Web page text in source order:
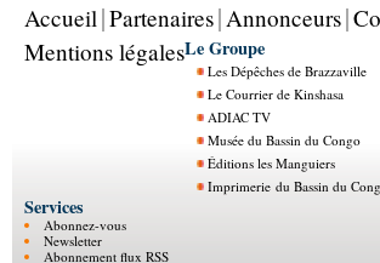
Accueil Partenaires Annonceurs
Mentions légalesLe Groupe
Les Dépêches de Brazzaville
Le Courrier de Kinshasa
ADIAC TV
Musée du Bassin du Congo
Éditions les Manguiers
Imprimerie du Bassin du
Services
Abonnez-vous
Newsletter
Abonnement flux RSS